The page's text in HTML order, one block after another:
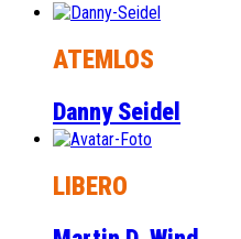
ATEMLOS
Danny Seidel
LIBERO